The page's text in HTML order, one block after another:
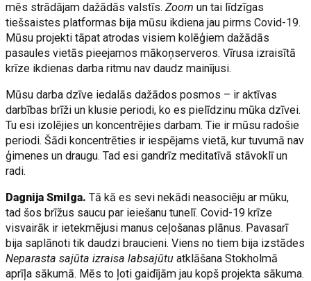
mēs strādājam dažādās valstīs.Zoomun tai līdzīgas
tiešsaistes platformas bija mūsu ikdiena jau pirms Covid-19.
Mūsu projekti tāpat atrodas visiem kolēģiem dažādās
pasaules vietās pieejamos mākoņserveros. Vīrusa izraisītā
krīze ikdienas darba ritmu nav daudz mainījusi.
Mūsu darba dzīve iedalās dažādos posmos – ir aktīvas
darbības brīži un klusie periodi, ko es pielīdzinu mūka dzīvei.
Tu esi izolējies un koncentrējies darbam. Tie ir mūsu radošie
periodi. Šādi koncentrēties ir iespējams vietā, kur tuvumā nav
ģimenes un draugu. Tad esi gandrīz meditatīvā stāvoklī un
radi.
Dagnija Smilga. Tā kā es sevi nekādi neasociēju ar mūku,
tad šos brīžus saucu par ieiešanu tunelī. Covid-19 krīze
visvairāk ir ietekmējusi manus ceļošanas plānus. Pavasarī
bija saplānoti tik daudzi braucieni. Viens no tiem bija izstādes
Neparasta sajūta izraisa labsajūtu atklāšana Stokholmā
aprīļa sākumā. Mēs to ļoti gaidījām jau kopš projekta sākuma.